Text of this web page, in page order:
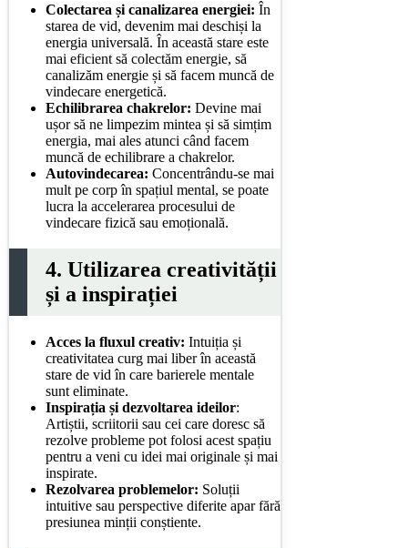
Colectarea și canalizarea energiei: În
starea de vid, devenim mai deschiși la
energia universală. În această stare este
mai eficient să colectăm energie, să
canalizăm energie și să facem muncă de
vindecare energetică.
Echilibrarea chakrelor: Devine mai
ușor să ne limpezim mintea și să simțim
energia, mai ales atunci când facem
muncă de echilibrare a chakrelor.
Autovindecarea: Concentrându-se mai
mult pe corp în spațiul mental, se poate
lucra la accelerarea procesului de
vindecare fizică sau emoțională.
4. Utilizarea creativității
și a inspirației
Acces la fluxul creativ: Intuiția și
creativitatea curg mai liber în această
stare de vid în care barierele mentale
sunt eliminate.
Inspirația și dezvoltarea ideilor:
Artiștii, scriitorii sau cei care doresc să
rezolve probleme pot folosi acest spațiu
pentru a veni cu idei mai originale și mai
inspirate.
Rezolvarea problemelor: Soluții
intuitive sau perspective diferite apar fără
presiunea minții conștiente.